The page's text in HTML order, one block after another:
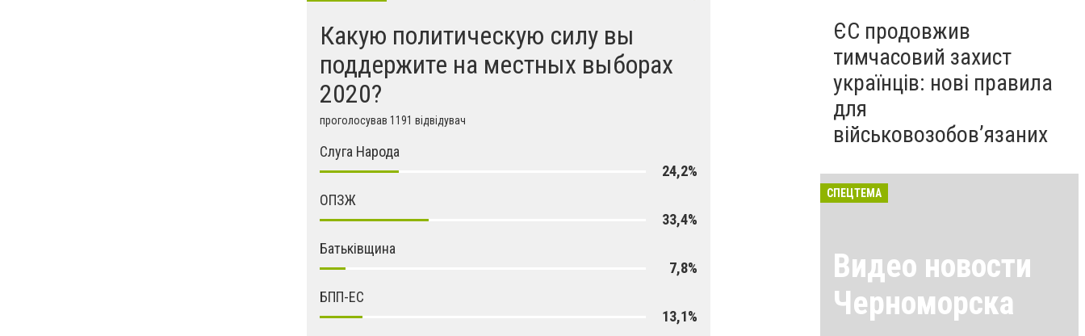
Какую политическую силу вы
поддержите на местных выборах
2020?
проголосував 1191 відвідувач
Слуга Народа
24,2%
ОПЗЖ
33,4%
Батьківщина
7,8%
БПП-ЕС
13,1%
ЄС продовжив
тимчасовий захист
українців: нові правила
для
військовозобов’язаних
СПЕЦТЕМА
Видео новости
Черноморска